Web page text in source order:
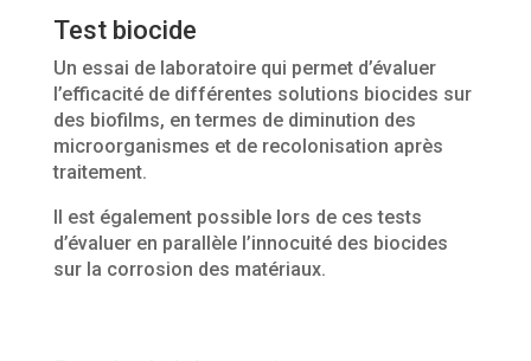
Test biocide
Un essai de laboratoire qui permet d’évaluer
l’efficacité de différentes solutions biocides sur
des biofilms, en termes de diminution des
microorganismes et de recolonisation après
traitement.
Il est également possible lors de ces tests
d’évaluer en parallèle l’innocuité des biocides
sur la corrosion des matériaux.